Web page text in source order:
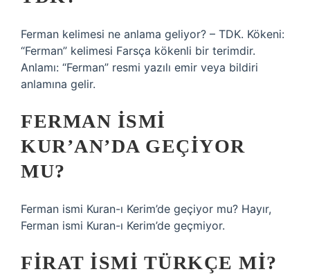
Ferman kelimesi ne anlama geliyor? – TDK. Kökeni:
“Ferman” kelimesi Farsça kökenli bir terimdir.
Anlamı: “Ferman” resmi yazılı emir veya bildiri
anlamına gelir.
FERMAN ISMI
KUR’AN’DA GEÇIYOR
MU?
Ferman ismi Kuran-ı Kerim’de geçiyor mu? Hayır,
Ferman ismi Kuran-ı Kerim’de geçmiyor.
FIRAT ISMI TÜRKÇE MI?